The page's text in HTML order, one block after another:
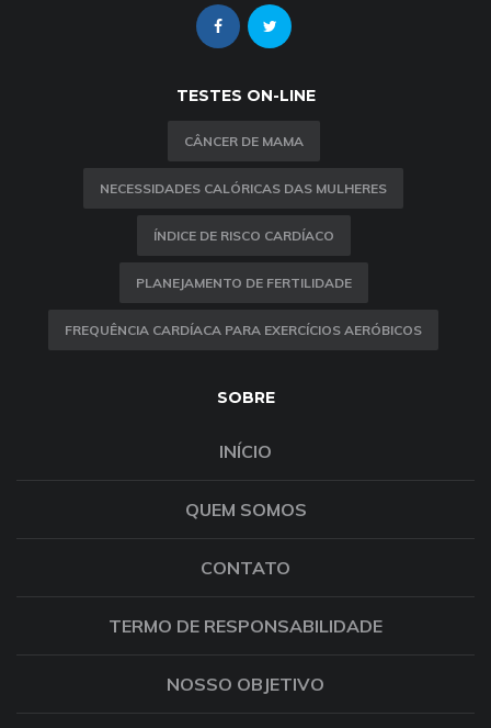
TESTES ON-LINE
CÂNCER DE MAMA
NECESSIDADES CALÓRICAS DAS MULHERES
ÍNDICE DE RISCO CARDÍACO
PLANEJAMENTO DE FERTILIDADE
FREQUÊNCIA CARDÍACA PARA EXERCÍCIOS AERÓBICOS
SOBRE
INÍCIO
QUEM SOMOS
CONTATO
TERMO DE RESPONSABILIDADE
NOSSO OBJETIVO